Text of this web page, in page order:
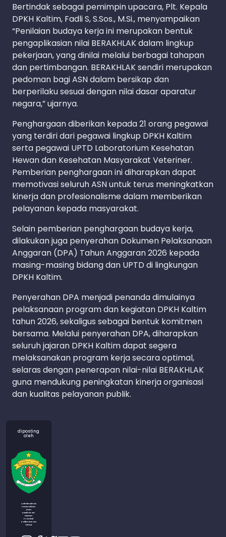
Bertindak sebagai pemimpin upacara, Plt. Kepala
DPKH Kaltim, Fadli S, S.Sos., M.Si., menyampaikan
“Penilaian budaya kerja ini merupakan bentuk
pengaplikasian nilai BERAKHLAK dalam lingkup
pekerjaan, yang dinilai melalui berbagai tahapan
dan pertimbangan. BERAKHLAK sendiri merupakan
pedoman bagi ASN dalam bersikap dan
berperilaku sesuai dengan nilai dasar aparatur
negara,” ujarnya.
Penghargaan diberikan kepada 21 orang pegawai
yang terdiri dari pegawai lingkup DPKH Kaltim
serta pegawai UPTD Laboratorium Kesehatan
Hewan dan Kesehatan Masyarakat Veteriner.
Pemberian penghargaan ini diharapkan dapat
memotivasi seluruh ASN untuk terus meningkatkan
kinerja dan profesionalisme dalam memberikan
pelayanan kepada masyarakat.
Selain pemberian penghargaan budaya kerja,
dilakukan juga penyerahan Dokumen Pelaksanaan
Anggaran (DPA) Tahun Anggaran 2026 kepada
masing-masing bidang dan UPTD di lingkungan
DPKH Kaltim.
Penyerahan DPA menjadi penanda dimulainya
pelaksanaan program dan kegiatan DPKH Kaltim
tahun 2026, sekaligus sebagai bentuk komitmen
bersama. Melalui penyerahan DPA, diharapkan
seluruh jajaran DPKH Kaltim dapat segera
melaksanakan program kerja secara optimal,
selaras dengan penerapan nilai-nilai BERAKHLAK
guna mendukung peningkatan kinerja organisasi
dan kualitas pelayanan publik.
diposting
oleh
Admin Dinas
Peternakan
dan
Kesehatan
Hewan
Provinsi
Kalimantan
Timur